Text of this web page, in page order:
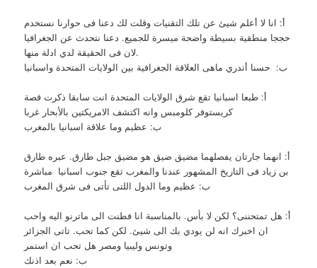
أ: انا لا أعلم شيئ عن تلك التقنيات وقلت لك دعنا فى حوارنا نستخدم
حججا منطقية بسيطة واضحة ميسرة للجميع. دعنا نتحدث عن الجغرافيا
لان فى الحقيقة لدي ادلة منها.
ب: حسنا أتدري ماهى العلاقة الجغرافية بين الولايات المتحدة واسبانيا
أ: طبعا اسبانيا تقع شرق الولايات المتحدة انت سابقا ذكرت قصة
كريستوفر كلومبس وانه اكتشف الامريكتين بالأبحار غربا
ب: عظيم وما علاقة اسبانيا بالمغرب
أ: انهما جارتان يفصلهما مضيق ضيق هو مضيق جبل طارق. عبره طارق
بن زياد فى التاريخ المشهور عندنا والمغرب تقع جنوب اسبانيا مباشرة
ب: عظيم وما الدول اللتى تأتى فى شرق المغرب
أ: هل تمتحننى؟ لكن لا بأس. بالمناسبة انا فطنت الى ماترنو اليه واحب
ان اخبرك انه لن يودي بك الى شيئ. لكن كما تحب. تاتى الجزائر
وتونس وليبيا ومصر هل تحب ان استمر
ب: نعم بعد اذنك